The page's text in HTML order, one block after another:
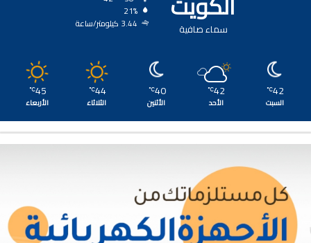
سماء صافية
21%
3.44 كيلومتر/ساعة
42
℃
السبت
42
℃
الأحد
40
℃
الأثنين
44
℃
الثلاثاء
45
℃
الأربعاء